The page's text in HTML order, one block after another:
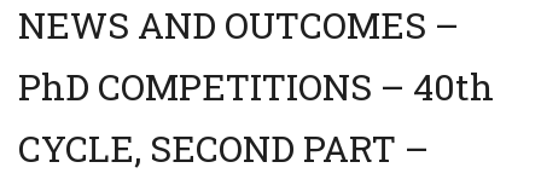
NEWS AND OUTCOMES –
PhD COMPETITIONS – 40th
CYCLE, SECOND PART –